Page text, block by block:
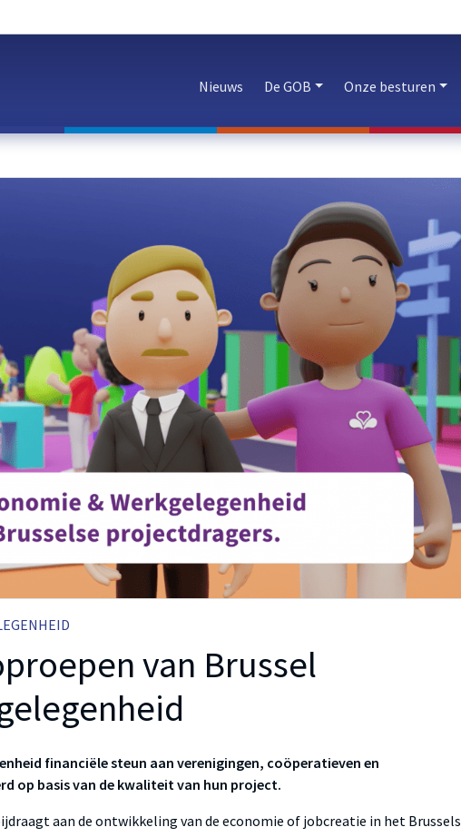
Nieuws De GOB Onze besturen
van Brussel
financiële steun aan verenigingen, coöperatieven en
op basis van de kwaliteit van hun project.
aan de ontwikkeling van de economie of jobcreatie in het Brussels